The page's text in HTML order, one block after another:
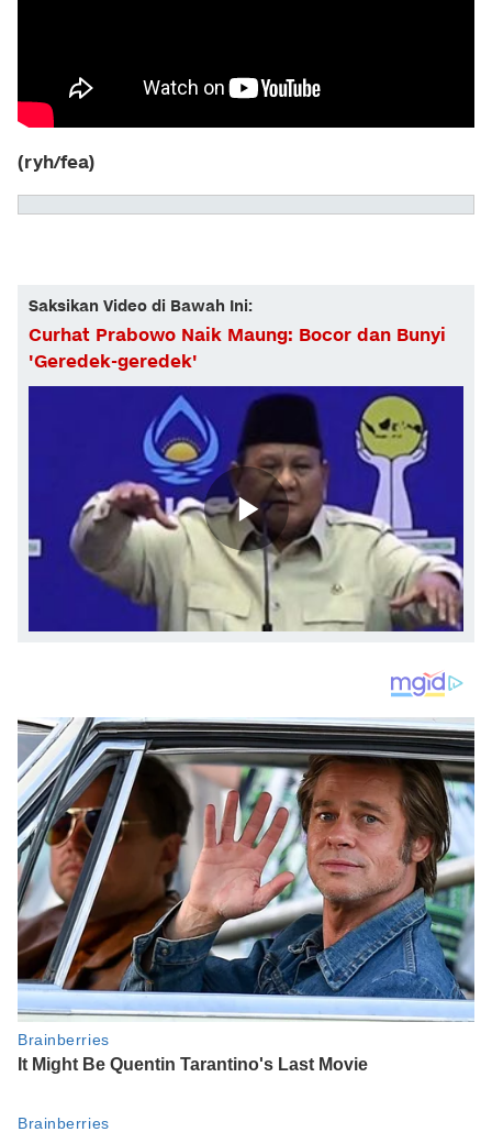
(ryh/fea)
Saksikan Video di Bawah Ini:
Curhat Prabowo Naik Maung: Bocor dan Bunyi
'Geredek-geredek'